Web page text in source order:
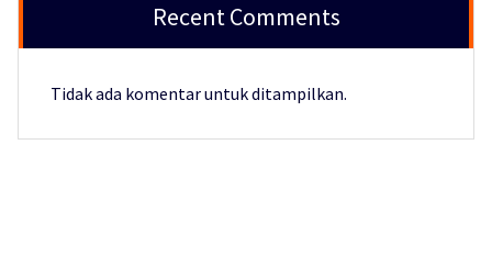
Recent Comments
Tidak ada komentar untuk ditampilkan.